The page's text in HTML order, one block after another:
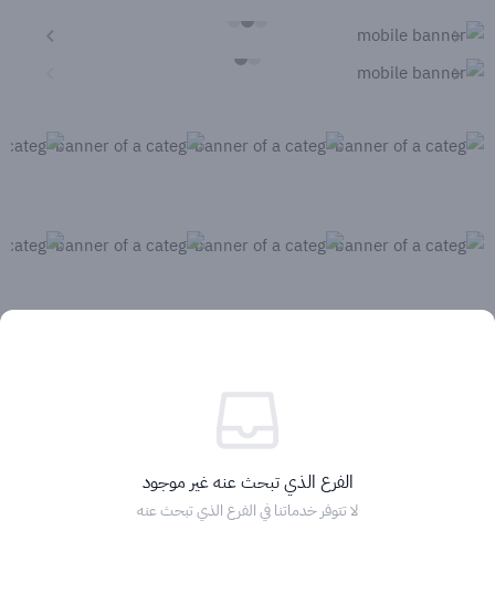
الفرع الذي تبحث عنه غير موجود
لا تتوفر خدماتنا في الفرع الذي تبحث عنه